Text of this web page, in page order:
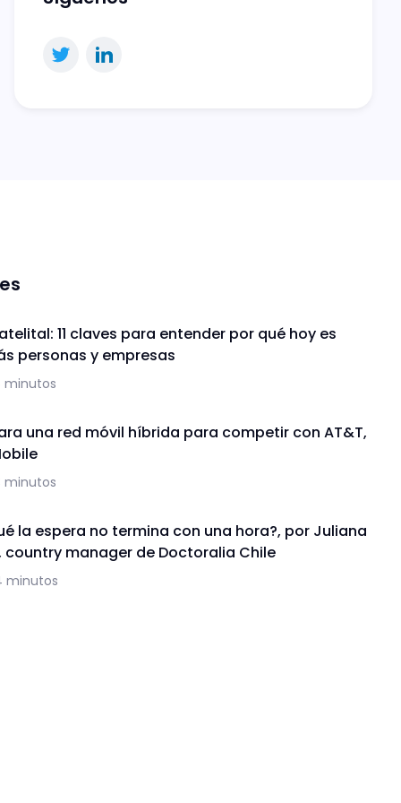
11 claves para entender por qué hoy es
personas y empresas
minutos
una red móvil híbrida para competir con AT&T,
minutos
la espera no termina con una hora?, por Juliana
country manager de Doctoralia Chile
minutos